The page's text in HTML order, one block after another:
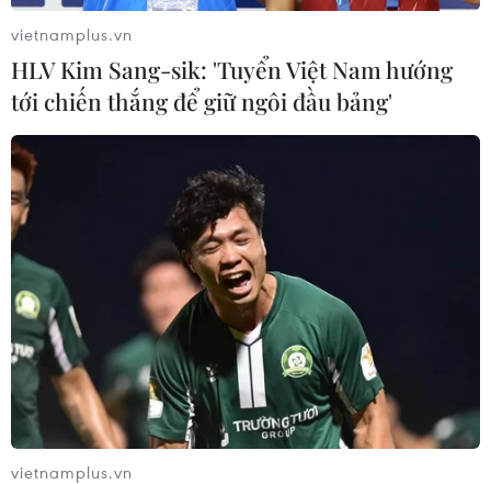
vietnamplus.vn
HLV Kim Sang-sik: 'Tuyển Việt Nam hướng
tới chiến thắng để giữ ngôi đầu bảng'
vietnamplus.vn